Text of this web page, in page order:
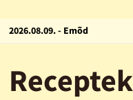
2026.08.09. - Emõd
Receptek